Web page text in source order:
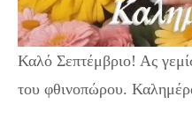
Καλό Σεπτέμβριο! Ας
του φθινοπώρου.